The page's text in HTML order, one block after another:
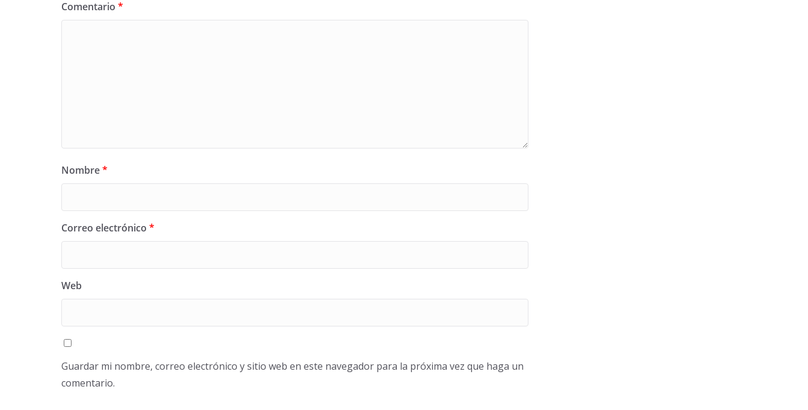
Comentario *
Nombre*
Correo electrónico *
Web
Guardar mi nombre, correo electrónico y sitio web en este navegador para la próxima vez que haga un
comentario.